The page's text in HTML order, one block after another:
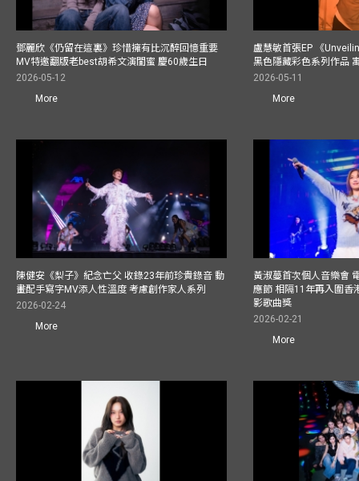
鄧麗欣《仍留在這裏》珍惜擁有比沉醉回憶重要
MV特邀翻版老best胡希文演閨蜜 慶60歲生日
2026-05-12
More
盧慧敏首張EP 《
黑色隱藏彩色系列作品
2026-05-11
More
陳健安《梨子》紀念亡父 收錄23年前珍貴錄音 動
畫配手寫字MV添人性溫度 考慮創作家人系列
2026-02-24
More
黃淑蔓首次個人音樂會
應節 相隔11年再入圍香
影歌曲獎
2026-02-21
More